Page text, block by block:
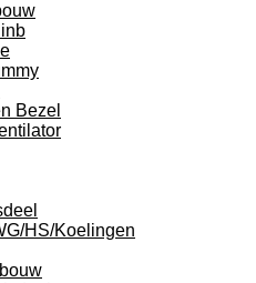
Bezel
HS/Koelingen